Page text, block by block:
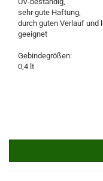
sehr gute Haftung,
durch guten Verlauf und
geeignet
Gebindegrößen:
0,4 lt